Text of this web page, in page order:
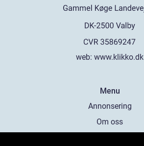
web: www.klikko.dk
Menu
Annonsering
Om oss